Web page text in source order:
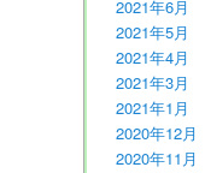
2021年6月
2021年5月
2021年4月
2021年3月
2021年1月
2020年12月
2020年11月